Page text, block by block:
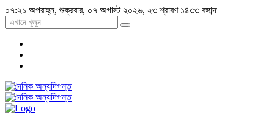
০৭:২১ অপরাহ্ন, শুক্রবার, ০৭ অগাস্ট ২০২৬, ২৩ শ্রাবণ ১৪৩৩ বঙ্গাব্দ